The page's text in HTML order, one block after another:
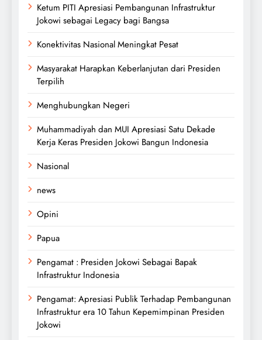
Ketum PITI Apresiasi Pembangunan Infrastruktur
Jokowi sebagai Legacy bagi Bangsa
Konektivitas Nasional Meningkat Pesat
Masyarakat Harapkan Keberlanjutan dari Presiden
Terpilih
Menghubungkan Negeri
Muhammadiyah dan MUI Apresiasi Satu Dekade
Kerja Keras Presiden Jokowi Bangun Indonesia
Nasional
news
Opini
Papua
Pengamat : Presiden Jokowi Sebagai Bapak
Infrastruktur Indonesia
Pengamat: Apresiasi Publik Terhadap Pembangunan
Infrastruktur era 10 Tahun Kepemimpinan Presiden
Jokowi